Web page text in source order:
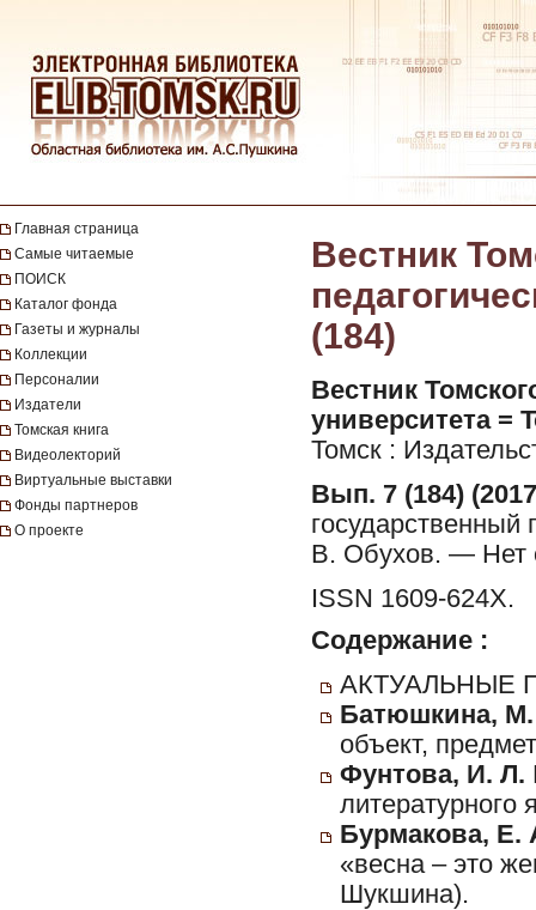
Главная страница
Самые читаемые
ПОИСК
Каталог фонда
Газеты и журналы
Коллекции
Персоналии
Издатели
Томская книга
Видеолекторий
Виртуальные выставки
Фонды партнеров
О проекте
Вестник
(184)
Вестник
университета =
Томск :
Вып. 7 (184)
государственный
В. Обухов. — Нет
ISSN 1609-624Х.
Содержание :
АКТУАЛЬНЫЕ
Батюшкина,
объект,
Фунтова, И. Л.
литературного
Бурмакова, Е.
«весна – это
Шукшина).